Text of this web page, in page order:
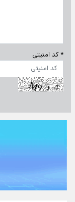
* کد امنیتی